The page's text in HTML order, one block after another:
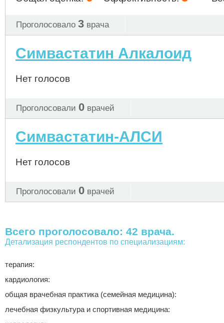
Проголосовало 3 врача
Симвастатин Алкалоид
Нет голосов
Проголосовали 0 врачей
Симвастатин-АЛСИ
Нет голосов
Проголосовали 0 врачей
Всего проголосовало: 42 врача.
Детализация респондентов по специализациям:
терапия:
кардиология:
общая врачебная практика (семейная медицина):
лечебная физкультура и спортивная медицина: